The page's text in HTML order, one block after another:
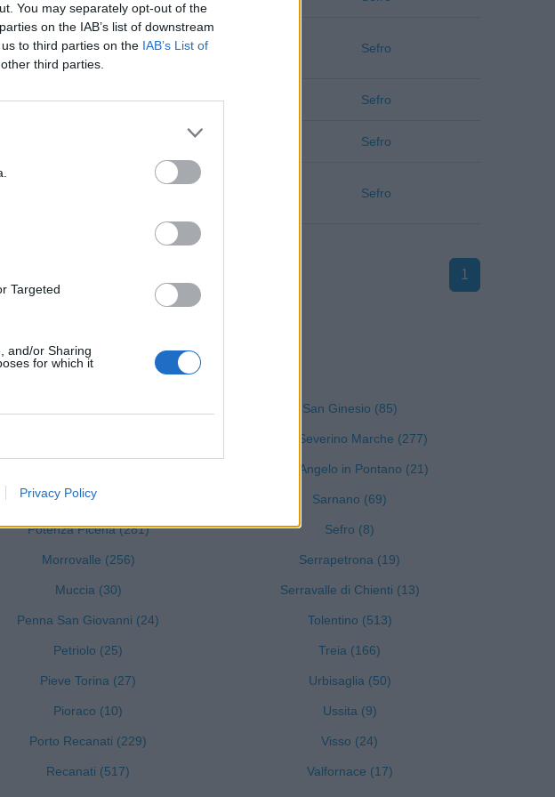
You may separately opt-out of the
on the IAB’s list of downstream
to third parties on the IAB’s List of
third parties.
Targeted
and/or Sharing
for which it
Privacy Policy
11.14.00 Sefro
30.11.02 Sefro
Sefro
Sefro
1
di Macerata
Monte San Martino (13)
Potenza Picena (281)
Morrovalle (256)
Muccia (30)
Penna San Giovanni (24)
Petriolo (25)
Pieve Torina (27)
Pioraco (10)
Porto Recanati (229)
Recanati (517)
San Ginesio (85)
San Severino Marche (277)
Sant'Angelo in Pontano (21)
Sarnano (69)
Sefro (8)
Serrapetrona (19)
Serravalle di Chienti (13)
Tolentino (513)
Treia (166)
Urbisaglia (50)
Ussita (9)
Visso (24)
Valfornace (17)